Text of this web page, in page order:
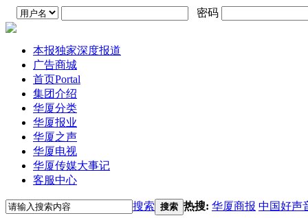
密码
本报独家深度报道
广告商城
首页Portal
集团介绍
华厦分类
华厦报业
华厦之声
华厦电视
华厦传媒大事记
客服中心
搜索 搜索 热搜: 华厦商报 中国好声